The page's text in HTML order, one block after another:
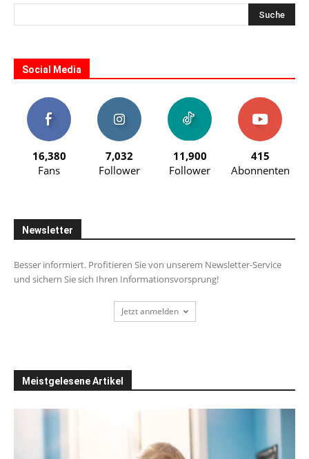
Social Media
16,380
Fans
7,032
Follower
11,900
Follower
415
Abonnenten
Newsletter
Besser informiert. Profitieren Sie von unserem Newsletter-Service
und sichern Sie sich Ihren Informationsvorsprung!
Jetzt anmelden
Meistgelesene Artikel